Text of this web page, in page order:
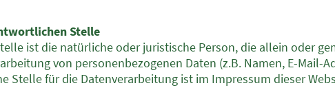
Stelle
ist die natürliche oder juristische Person, die allein oder
von personenbezogenen Daten (z.B. Namen, E-Mail-
Stelle für die Datenverarbeitung ist im Impressum dieser